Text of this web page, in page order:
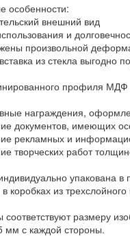
особенности:
внешний вид
и
произвольной
из стекла выгодно
профиля МДФ
награждения,
имеющих
рекламных и
работ
упакована в
коробках из
размеру
мм с каждой стороны.